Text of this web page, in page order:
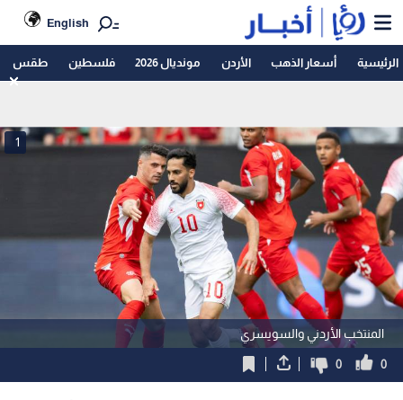
English
الرئيسية أسعار الذهب الأردن مونديال 2026 فلسطين طقس
المنتخب الأردني والسويسري
1
0
0